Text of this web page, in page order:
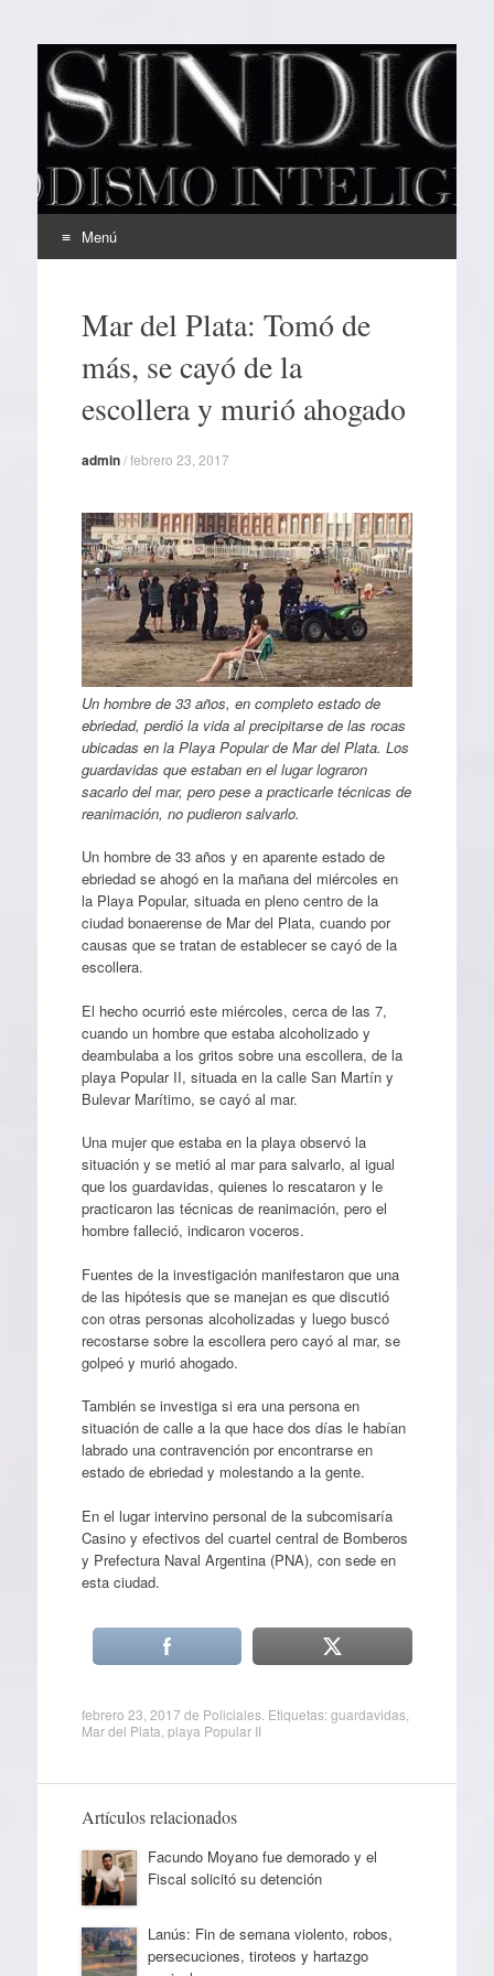
EL SINDICAL
Periodismo Inteligente
Menú
contenidoMar del Plata: Tomó de
más, se cayó de la
escollera y murió ahogado
admin/febrero 23, 2017
Un hombre de 33 años, en completo estado de
ebriedad, perdió la vida al precipitarse de las rocas
ubicadas en la Playa Popular de Mar del Plata. Los
guardavidas que estaban en el lugar lograron
sacarlo del mar, pero pese a practicarle técnicas de
reanimación, no pudieron salvarlo.
Un hombre de 33 años y en aparente estado de
ebriedad se ahogó en la mañana del miércoles en
la Playa Popular, situada en pleno centro de la
ciudad bonaerense de Mar del Plata, cuando por
causas que se tratan de establecer se cayó de la
escollera.
El hecho ocurrió este miércoles, cerca de las 7,
cuando un hombre que estaba alcoholizado y
deambulaba a los gritos sobre una escollera, de la
playa Popular II, situada en la calle San Martín y
Bulevar Marítimo, se cayó al mar.
Una mujer que estaba en la playa observó la
situación y se metió al mar para salvarlo, al igual
que los guardavidas, quienes lo rescataron y le
practicaron las técnicas de reanimación, pero el
hombre falleció, indicaron voceros.
Fuentes de la investigación manifestaron que una
de las hipótesis que se manejan es que discutió
con otras personas alcoholizadas y luego buscó
recostarse sobre la escollera pero cayó al mar, se
golpeó y murió ahogado.
También se investiga si era una persona en
situación de calle a la que hace dos días le habían
labrado una contravención por encontrarse en
estado de ebriedad y molestando a la gente.
En el lugar intervino personal de la subcomisaría
Casino y efectivos del cuartel central de Bomberos
y Prefectura Naval Argentina (PNA), con sede en
esta ciudad.
febrero 23, 2017 de Policiales. Etiquetas:guardavidas,
Mar del Plata playa Popular II
Artículos relacionados
Facundo Moyano fue demorado y el
Fiscal solicitó su detención
Lanús: Fin de semana violento, robos,
persecuciones, tiroteos y hartazgo